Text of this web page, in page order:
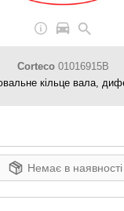
Corteco01016915B
кільце вала,
Немає в наявності